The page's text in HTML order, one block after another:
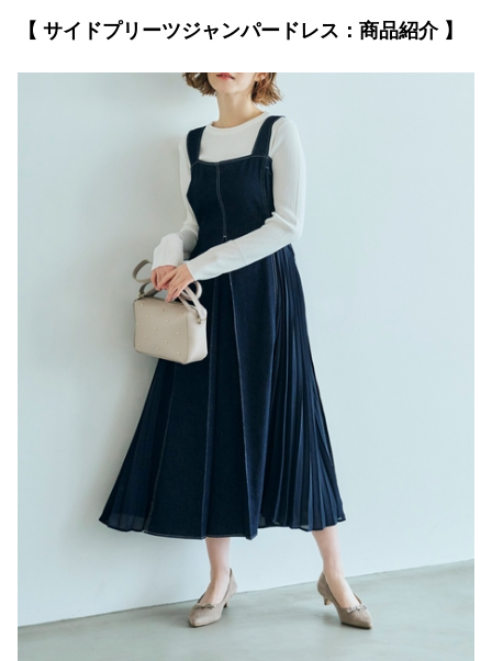
【 サイドプリーツジャンパードレス：商品紹介 】